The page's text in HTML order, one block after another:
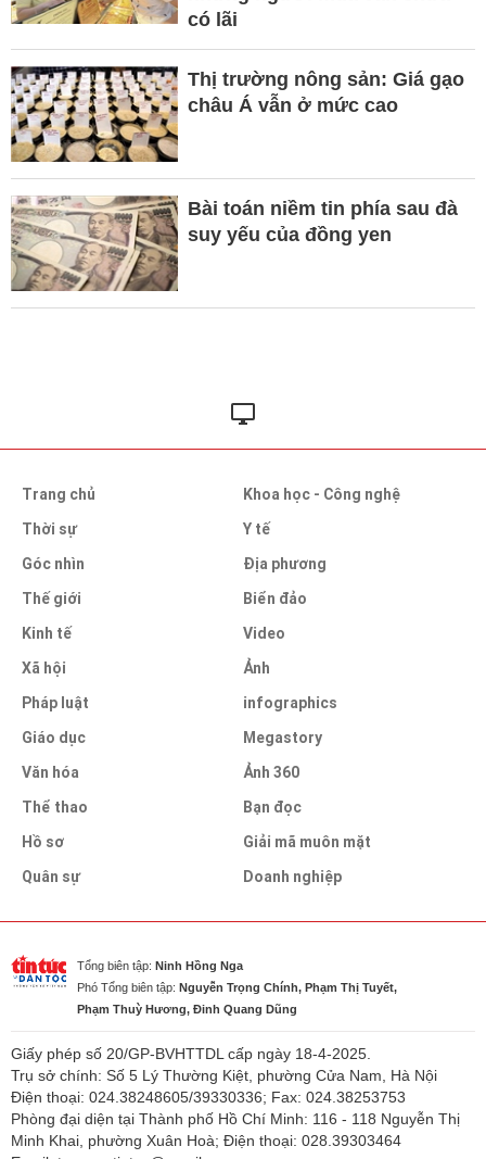
có lãi
Thị trường nông sản: Giá gạo
châu Á vẫn ở mức cao
Bài toán niềm tin phía sau đà
suy yếu của đồng yen
Trang chủ
Thời sự
Góc nhìn
Thế giới
Kinh tế
Xã hội
Pháp luật
Giáo dục
Văn hóa
Thể thao
Hồ sơ
Quân sự
Khoa học - Công nghệ
Y tế
Địa phương
Biển đảo
Video
Ảnh
infographics
Megastory
Ảnh 360
Bạn đọc
Giải mã muôn mặt
Doanh nghiệp
Tổng biên tập: Ninh Hồng Nga
Phó Tổng biên tập: Nguyễn Trọng Chính, Phạm Thị Tuyết,
Phạm Thuỳ Hương, Đinh Quang Dũng
Giấy phép số 20/GP-BVHTTDL cấp ngày 18-4-2025.
Trụ sở chính: Số 5 Lý Thường Kiệt, phường Cửa Nam, Hà Nội
Điện thoại: 024.38248605/39330336; Fax: 024.38253753
Phòng đại diện tại Thành phố Hồ Chí Minh: 116 - 118 Nguyễn Thị
Minh Khai, phường Xuân Hoà; Điện thoại: 028.39303464